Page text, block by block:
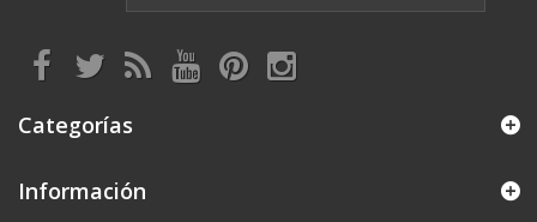
Categorías
Información